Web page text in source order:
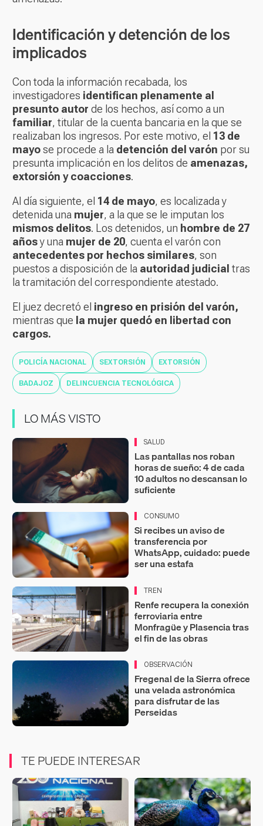
Identificación y detención de los
implicados
Con toda la información recabada, los
investigadores identifican plenamente al
presunto autor de los hechos, así como a un
familiar, titular de la cuenta bancaria en la que se
realizaban los ingresos. Por este motivo, el 13 de
mayose procede a la detención del varón por su
presunta implicación en los delitos de amenazas,
extorsión y coacciones.
Al día siguiente, el 14 de mayo, es localizada y
detenida una mujer, a la que se le imputan los
mismos delitos. Los detenidos, un hombre de 27
añosy una mujer de 20, cuenta el varón con
antecedentes por hechos similares, son
puestos a disposición de la autoridad judicial tras
la tramitación del correspondiente atestado.
El juez decretó el ingreso en prisión del varón,
mientras que la mujer quedó en libertad con
cargos.
POLICÍA NACIONAL SEXTORSIÓN EXTORSIÓN
BADAJOZ DELINCUENCIA TECNOLÓGICA
LO MÁS VISTO
SALUD
Las pantallas nos roban
horas de sueño: 4 de cada
10 adultos no descansan lo
suficiente
CONSUMO
Si recibes un aviso de
transferencia por
WhatsApp, cuidado: puede
ser una estafa
TREN
Renfe recupera la conexión
ferroviaria entre
Monfragüe y Plasencia tras
el fin de las obras
OBSERVACIÓN
Fregenal de la Sierra ofrece
una velada astronómica
para disfrutar de las
Perseidas
TE PUEDE INTERESAR